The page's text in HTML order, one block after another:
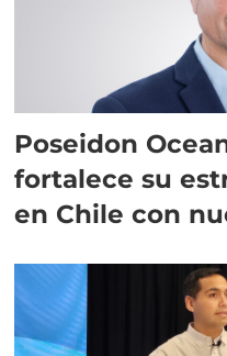
Poseidon
fortalece su
en Chile con